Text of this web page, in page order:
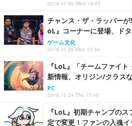
2019.10.30 Wed 19:45
チャンス・ザ・ラッパー
oL』コーナーに登場、ド
ゲーム文化
2019.10.28 Mon 12:54
『LoL』「チームファイ
新情報、オリジン/クラス
PC
2019.10.24 Thu 17:45
『LoL』初期チャンプの
定で変更！ファンの入魂